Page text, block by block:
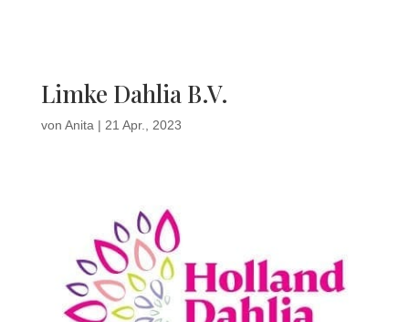
Limke Dahlia B.V.
von Anita| 21 Apr., 2023